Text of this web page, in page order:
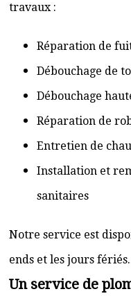
travaux :
Réparation de
Débouchage de
Débouchage
Réparation de
Entretien de
Installation et
sanitaires
Notre service est
ends et les jours fériés.
Un service de